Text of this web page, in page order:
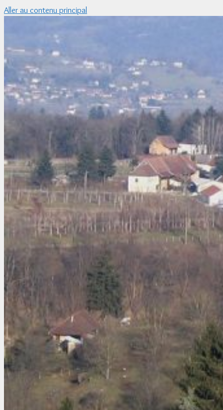
Aller au contenu principal